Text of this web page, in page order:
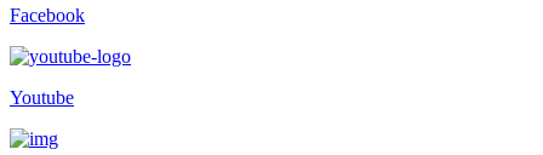
Facebook
Youtube